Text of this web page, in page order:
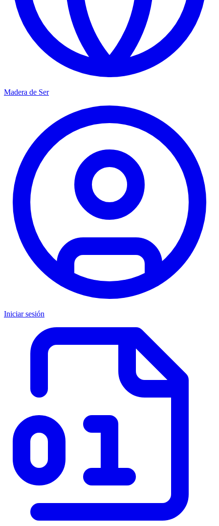
Madera de Ser
Iniciar sesión